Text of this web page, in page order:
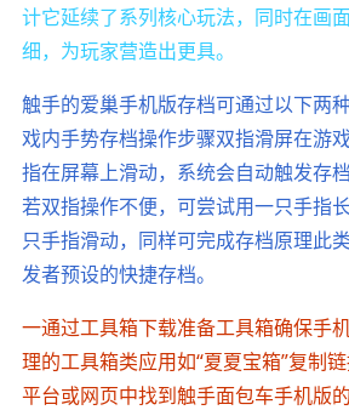
计它延续了系列核心玩法，同时在画
细，为玩家营造出更具。
触手的爱巢手机版存档可通过以下两
戏内手势存档操作步骤双指滑屏在游
指在屏幕上滑动，系统会自动触发存
若双指操作不便，可尝试用一只手指
只手指滑动，同样可完成存档原理此
发者预设的快捷存档。
一通过工具箱下载准备工具箱确保手
理的工具箱类应用如“夏夏宝箱”复制
平台或网页中找到触手面包车手机版